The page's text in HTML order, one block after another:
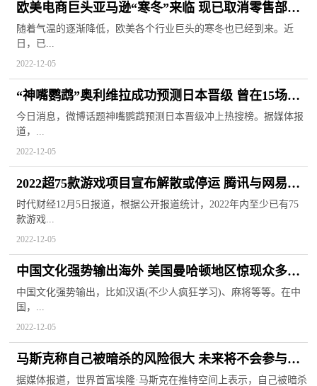
欧美电商巨头亚马逊“寒冬”来临 现已取消零售部门
大量新人offer
随着气温的逐渐降低，欧美各个行业巨头的寒冬也已经到来。近
日，已...
2022-12-05
“神嘴鹦鹉”奥利维拉成功预测日本晋级 曾在15场比
赛中猜对12场
今日消息，微博话题神嘴鹦鹉预测日本晋级冲上热搜榜。据媒体报
道，...
2022-12-05
2022超75款游戏项目宣布解散或停运 腾讯与网易等
大厂占多数
时代财经12月5日报道，根据公开报道统计，2022年内至少已有75
款游戏...
2022-12-05
中国文化强势输出海外 美国曼哈顿地区惊现众多麻
将俱乐部
中国文化强势输出，比如汉语(不少人疯狂学习)、麻将等等。在中
国，...
2022-12-05
马斯克称自己被暗杀的风险很大 未来将不会参与任
何露天汽车游行
据媒体报道，世界首富埃隆·马斯克在推特空间上表示，自己被暗杀